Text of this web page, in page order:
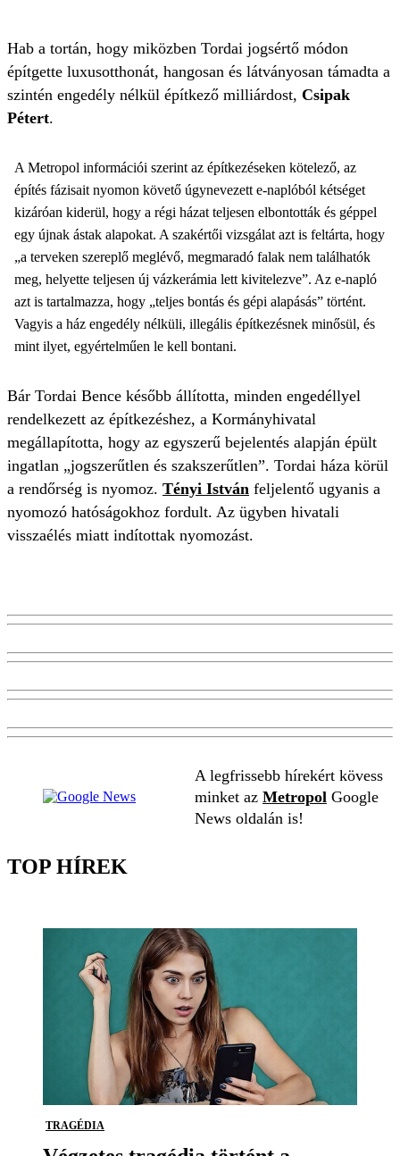
Hab a tortán, hogy miközben Tordai jogsértő módon
építgette luxusotthonát, hangosan és látványosan támadta a
szintén engedély nélkül építkező milliárdost, Csipak
Pétert.
A Metropol információi szerint az építkezéseken kötelező, az
építés fázisait nyomon követő úgynevezett e-naplóból kétséget
kizáróan kiderül, hogy a régi házat teljesen elbontották és géppel
egy újnak ástak alapokat. A szakértői vizsgálat azt is feltárta, hogy
„a terveken szereplő meglévő, megmaradó falak nem találhatók
meg, helyette teljesen új vázkerámia lett kivitelezve”. Az e-napló
azt is tartalmazza, hogy „teljes bontás és gépi alapásás” történt.
Vagyis a ház engedély nélküli, illegális építkezésnek minősül, és
mint ilyet, egyértelműen le kell bontani.
Bár Tordai Bence később állította, minden engedéllyel
rendelkezett az építkezéshez, a Kormányhivatal
megállapította, hogy az egyszerű bejelentés alapján épült
ingatlan „jogszerűtlen és szakszerűtlen”. Tordai háza körül
a rendőrség is nyomoz. Tényi István feljelentő ugyanis a
nyomozó hatóságokhoz fordult. Az ügyben hivatali
visszaélés miatt indítottak nyomozást.
A legfrissebb hírekért kövess
minket az Metropol Google
News oldalán is!
TOP HÍREK
TRAGÉDIA